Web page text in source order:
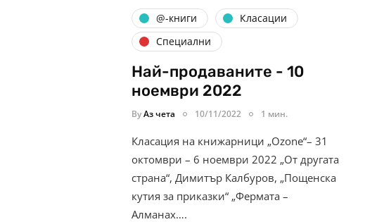
@-книги
Класации
Специални
Най-продаваните - 10
ноември 2022
ByАз чета 10/11/2022 1 мин.
Класация на книжарници „Ozone“– 31
октомври – 6 ноември 2022 „От другата
страна“, Димитър Калбуров, „Пощенска
кутия за приказки“ „Фермата –
Алманах….